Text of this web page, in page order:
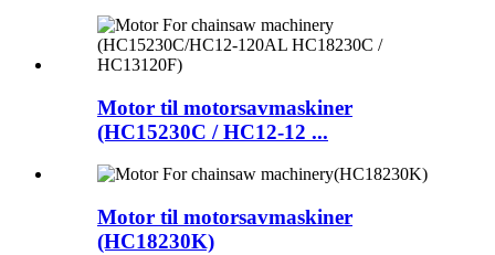
Motor til motorsavmaskiner
(HC15230C / HC12-12 ...
Motor til motorsavmaskiner
(HC18230K)